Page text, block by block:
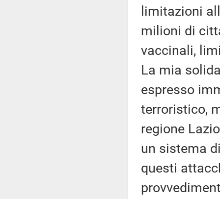
limitazioni
milioni di
vaccinali,
La mia
espresso
terroristico,
regione
un sistema
questi